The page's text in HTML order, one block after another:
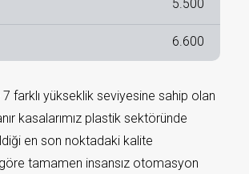
5.500
6.600
7 farklı yükseklik seviyesine sahip olan
kasalarımız plastik sektöründe
en son noktadaki kalite
tamamen insansız otomasyon